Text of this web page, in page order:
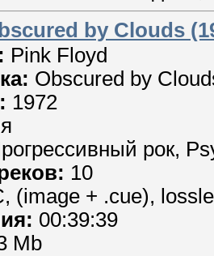
by Clouds
Pink Floyd
Obscured by
1972
рок,
10
(image + .cue),
00:39:39
Mb